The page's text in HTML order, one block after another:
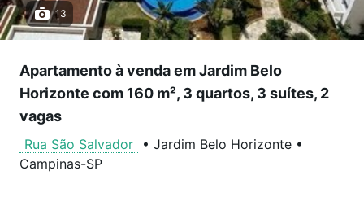
13
Apartamento à venda em Jardim Belo
Horizonte com 160 m², 3 quartos, 3 suítes, 2
vagas
Rua São Salvador • Jardim Belo Horizonte •
Campinas-SP